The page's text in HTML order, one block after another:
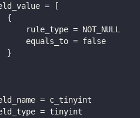
= [
{
rule_type = NOT_NULL
equals_to = false
}
= c_tinyint
= tinyint